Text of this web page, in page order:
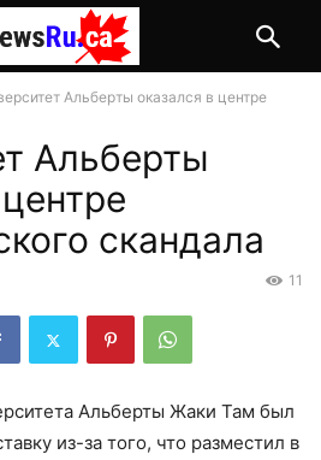
Альберты оказался в центре
Альберты
скандала
11
Альберты Жаки Там был
из-за того, что разместил в